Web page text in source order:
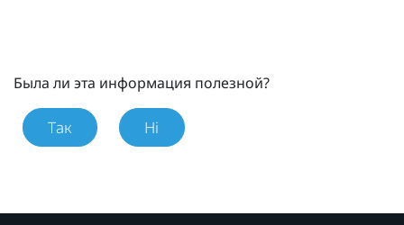
Была ли эта информация полезной?
Так Ні